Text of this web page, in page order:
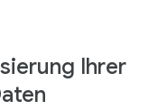
Ihrer